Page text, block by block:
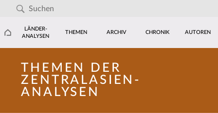
LÄNDER-
ANALYSEN
THEMEN ARCHIV CHRONIK AUTOREN
THEMEN DER
ZENTRALASIEN-
ANALYSEN